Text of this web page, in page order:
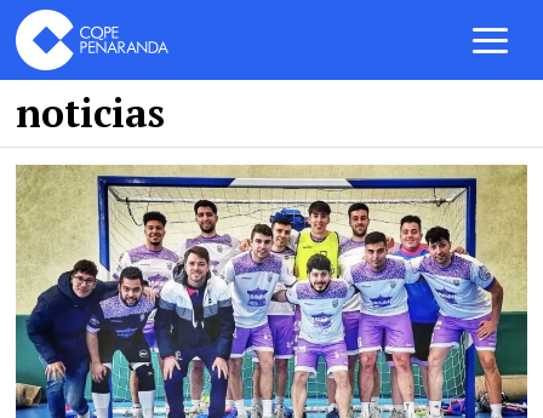
noticias